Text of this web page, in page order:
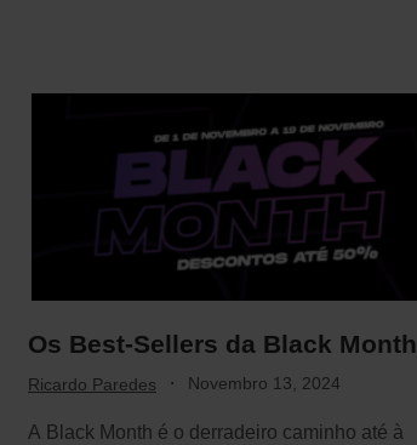
Os Best-Sellers da Black Month
Ricardo Paredes · Novembro 13, 2024
A Black Month é o derradeiro caminho até à